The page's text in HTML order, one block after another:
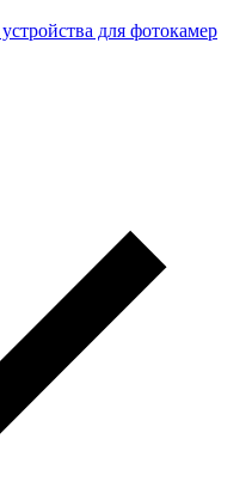
для фотокамер